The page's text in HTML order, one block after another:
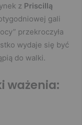
z Priscillą
gali
przekroczyła
wydaje się być
do walki.
ważenia: